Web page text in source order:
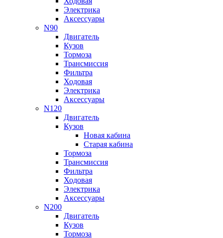
Электрика
Аксессуары
N90
Двигатель
Кузов
Тормоза
Трансмиссия
Фильтра
Ходовая
Электрика
Аксессуары
N120
Двигатель
Кузов
Новая кабина
Старая кабина
Тормоза
Трансмиссия
Фильтра
Ходовая
Электрика
Аксессуары
N200
Двигатель
Кузов
Тормоза